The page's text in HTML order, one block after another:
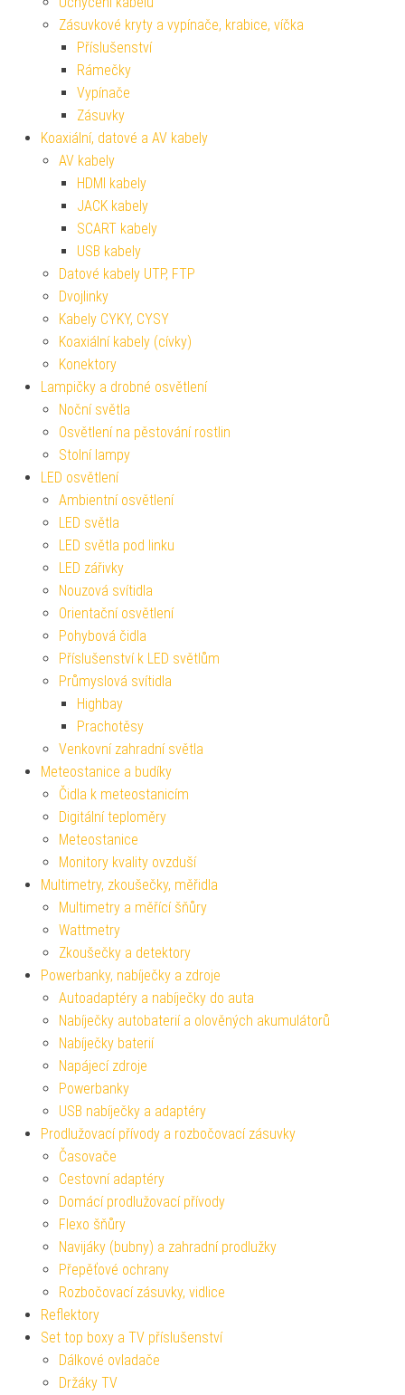
Zásuvkové kryty a vypínače, krabice, víčka
Příslušenství
Rámečky
Vypínače
Zásuvky
Koaxiální, datové a AV kabely
AV kabely
HDMI kabely
JACK kabely
SCART kabely
USB kabely
Datové kabely UTP, FTP
Dvojlinky
Kabely CYKY, CYSY
Koaxiální kabely (cívky)
Konektory
Lampičky a drobné osvětlení
Noční světla
Osvětlení na pěstování rostlin
Stolní lampy
LED osvětlení
Ambientní osvětlení
LED světla
LED světla pod linku
LED zářivky
Nouzová svítidla
Orientační osvětlení
Pohybová čidla
Příslušenství k LED světlům
Průmyslová svítidla
Highbay
Prachotěsy
Venkovní zahradní světla
Meteostanice a budíky
Čidla k meteostanicím
Digitální teploměry
Meteostanice
Monitory kvality ovzduší
Multimetry, zkoušečky, měřidla
Multimetry a měřící šňůry
Wattmetry
Zkoušečky a detektory
Powerbanky, nabíječky a zdroje
Autoadaptéry a nabíječky do auta
Nabíječky autobaterií a olověných akumulátorů
Nabíječky baterií
Napájecí zdroje
Powerbanky
USB nabíječky a adaptéry
Prodlužovací přívody a rozbočovací zásuvky
Časovače
Cestovní adaptéry
Domácí prodlužovací přívody
Flexo šňůry
Navijáky (bubny) a zahradní prodlužky
Přepěťové ochrany
Rozbočovací zásuvky, vidlice
Reflektory
Set top boxy a TV příslušenství
Dálkové ovladače
Držáky TV